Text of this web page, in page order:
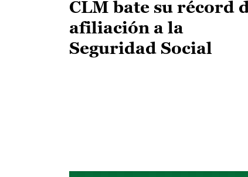
CLM bate su récord
afiliación a la
Seguridad Social